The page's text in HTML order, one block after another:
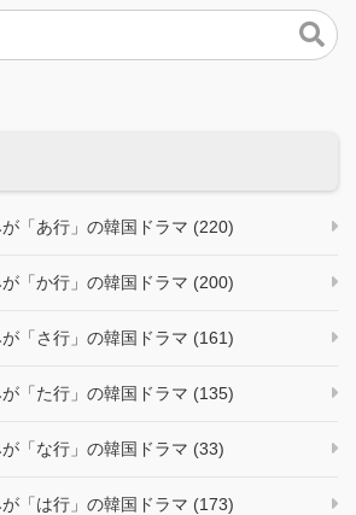
「あ行」の韓国ドラマ (220)
「か行」の韓国ドラマ (200)
「さ行」の韓国ドラマ (161)
「た行」の韓国ドラマ (135)
「な行」の韓国ドラマ (33)
「は行」の韓国ドラマ (173)